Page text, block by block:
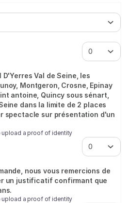
Val de Seine, les
Montgeron, Crosne, Epinay
antoine, Quincy sous sénart,
dans la limite de 2 places
spectacle sur présentation d'un
upload a proof of identity
nous vous remercions de
un justificatif confirmant que
upload a proof of identity